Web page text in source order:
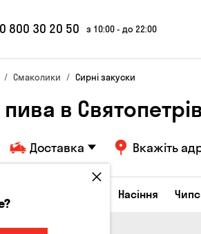
0 800 30 20 50 з 10:00 - до 22:00
Смаколики Сирні закуски
в
Доставка Вкажіть
Насіння